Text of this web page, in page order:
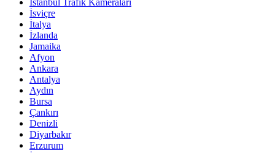
İstanbul Trafik Kameraları
İsviçre
İtalya
İzlanda
Jamaika
Afyon
Ankara
Antalya
Aydın
Bursa
Çankırı
Denizli
Diyarbakır
Erzurum